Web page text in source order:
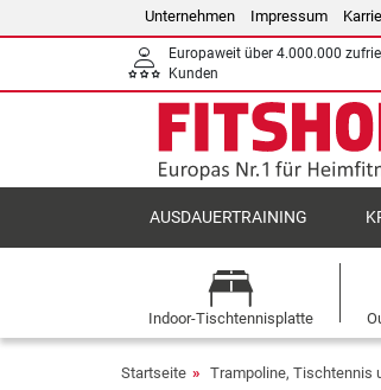
Unternehmen Impressum
Europaweit über 4.000.000
Kunden
AUSDAUERTRAINING
Indoor-Tischtennisplatte
Startseite Trampoline, Tischtennis